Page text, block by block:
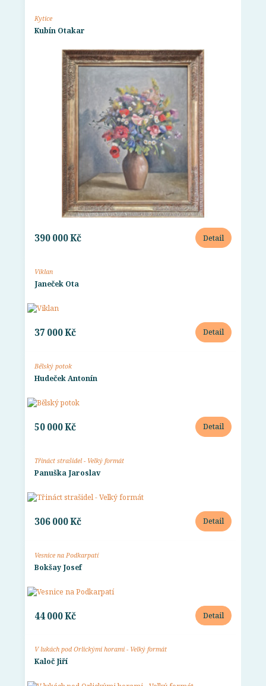
Kytice
Kubín Otakar
390 000 Kč Detail
Viklan
Janeček Ota
37 000 Kč Detail
Bělský potok
Hudeček Antonín
50 000 Kč Detail
Třináct strašidel - Velký formát
Panuška Jaroslav
306 000 Kč Detail
Vesnice na Podkarpatí
Bokšay Josef
44 000 Kč Detail
V lukách pod Orlickými horami - Velký formát
Kaloč Jiří